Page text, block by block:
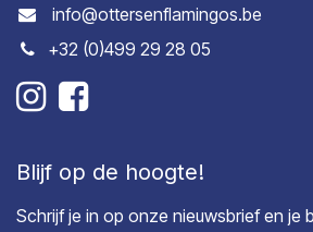
info@ottersenflamingos.be
+32 (0)499 29 28 05
Blijf op de hoogte!
Schrijf je in op onze nieuwsbrief en je